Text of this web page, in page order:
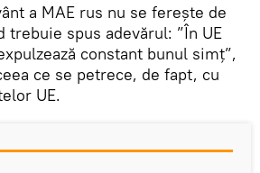
a MAE rus nu se ferește de
trebuie spus adevărul: ”În UE
constant bunul simț”,
ce se petrece, de fapt, cu
UE.